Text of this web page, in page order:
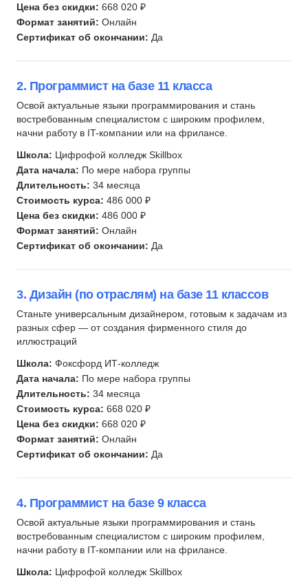
Цена без скидки: 668 020 ₽
Формат занятий: Онлайн
Сертификат об окончании: Да
2. Программист на базе 11 класса
Освой актуальные языки программирования и стань
востребованным специалистом с широким профилем,
начни работу в IT-компании или на фрилансе.
Школа: Цифрофой колледж Skillbox
Дата начала: По мере набора группы
Длительность: 34 месяца
Стоимость курса: 486 000 ₽
Цена без скидки: 486 000 ₽
Формат занятий: Онлайн
Сертификат об окончании: Да
3. Дизайн (по отраслям) на базе 11 классов
Станьте универсальным дизайнером, готовым к задачам из
разных сфер — от создания фирменного стиля до
иллюстраций
Школа: Фоксфорд ИТ-колледж
Дата начала: По мере набора группы
Длительность: 34 месяца
Стоимость курса: 668 020 ₽
Цена без скидки: 668 020 ₽
Формат занятий: Онлайн
Сертификат об окончании: Да
4. Программист на базе 9 класса
Освой актуальные языки программирования и стань
востребованным специалистом с широким профилем,
начни работу в IT-компании или на фрилансе.
Школа: Цифрофой колледж Skillbox